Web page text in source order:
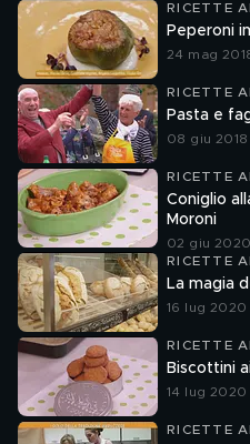
RICETTE
Peperoni
24 mag
RICETTE
Pasta e
08 giu 2018
RICETTE
Coniglio
Moroni
02 giu
RICETTE
La magia
16 lug 2020
RICETTE
Biscottini
14 lug 2020
RICETTE